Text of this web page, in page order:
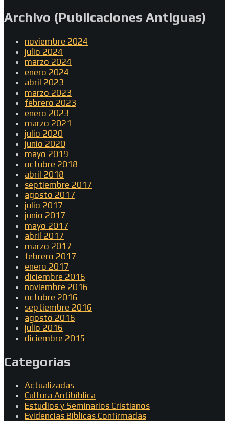
Archivo (Publicaciones Antiguas)
noviembre 2024
julio 2024
marzo 2024
enero 2024
abril 2023
marzo 2023
febrero 2023
enero 2023
marzo 2021
julio 2020
junio 2020
mayo 2019
octubre 2018
abril 2018
septiembre 2017
agosto 2017
julio 2017
junio 2017
mayo 2017
abril 2017
marzo 2017
febrero 2017
enero 2017
diciembre 2016
noviembre 2016
octubre 2016
septiembre 2016
agosto 2016
julio 2016
diciembre 2015
Categorias
Actualizadas
Cultura Antibíblica
Estudios y Seminarios Cristianos
Evidencias Biblicas Confirmadas